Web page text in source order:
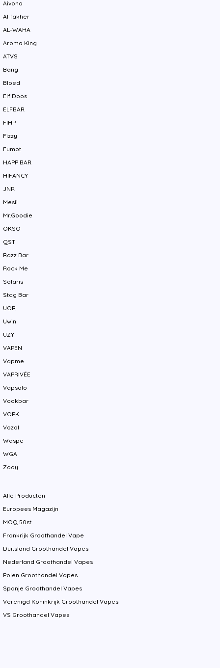
Aivono
Al fakher
AL-WAHA
Aroma King
ATVS
Bang
Bloed
Elf Doos
ELFBAR
FIHP
Fizzy
Fumot
HAPP BAR
HIFANCY
JNR
Mesii
Mr.Goodie
OKSO
QST
Razz Bar
Rock Me
Solaris
Stag Bar
UOR
Uwin
UZY
VAPEN
Vapme
VAPRIVÉE
Vapsolo
Vookbar
VOPK
Vozol
Waspe
WGA
Zooy
Alle Producten
Europees Magazijn
MOQ 50st
Frankrijk Groothandel Vape
Duitsland Groothandel Vapes
Nederland Groothandel Vapes
Polen Groothandel Vapes
Spanje Groothandel Vapes
Verenigd Koninkrijk Groothandel Vapes
VS Groothandel Vapes